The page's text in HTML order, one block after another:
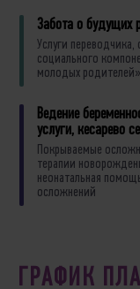
Забота o будущих
Услуги
социального
молодых
Ведение
услуги, кесарево
Покрываемые
терапии
неонатальная
осложнений
ГРАФИК